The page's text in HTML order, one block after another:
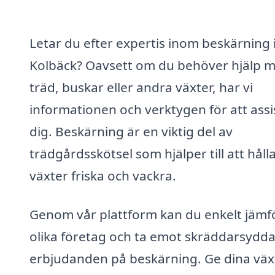
Letar du efter expertis inom beskärning
Kolbäck? Oavsett om du behöver hjälp
träd, buskar eller andra växter, har vi
informationen och verktygen för att
dig. Beskärning är en viktig del av
trädgårdsskötsel som hjälper till att
växter friska och vackra.
Genom vår plattform kan du enkelt
olika företag och ta emot skräddarsydda
erbjudanden på beskärning. Ge dina